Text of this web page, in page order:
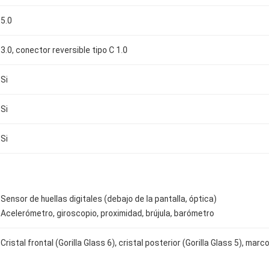
5.0
3.0, conector reversible tipo C 1.0
Si
Si
Si
Sensor de huellas digitales (debajo de la pantalla, óptica)
Acelerómetro, giroscopio, proximidad, brújula, barómetro
Cristal frontal (Gorilla Glass 6), cristal posterior (Gorilla Glass 5),